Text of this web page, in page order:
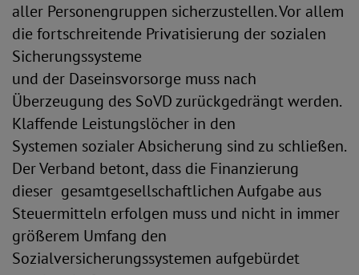
aller Personengruppen sicherzustellen. Vor allem
die fortschreitende Privatisierung der sozialen
Sicherungssysteme
und der Daseinsvorsorge muss nach
Überzeugung des SoVD zurückgedrängt werden.
Klaffende Leistungslöcher in den
Systemen sozialer Absicherung sind zu schließen.
Der Verband betont, dass die Finanzierung
dieser gesamtgesellschaftlichen Aufgabe aus
Steuermitteln erfolgen muss und nicht in immer
größerem Umfang den
Sozialversicherungssystemen aufgebürdet